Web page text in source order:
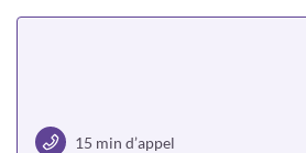
15 min d’appel